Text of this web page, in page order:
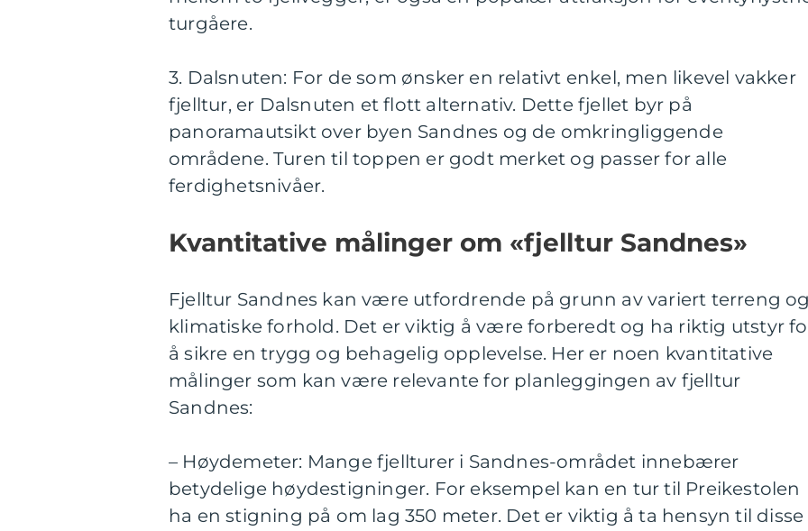
turgåere.
3. Dalsnuten: For de som ønsker en relativt enkel, men likevel vakker
fjelltur, er Dalsnuten et flott alternativ. Dette fjellet byr på
panoramautsikt over byen Sandnes og de omkringliggende
områdene. Turen til toppen er godt merket og passer for alle
ferdighetsnivåer.
Kvantitative målinger om «fjelltur Sandnes»
Fjelltur Sandnes kan være utfordrende på grunn av variert terreng
klimatiske forhold. Det er viktig å være forberedt og ha riktig utstyr
å sikre en trygg og behagelig opplevelse. Her er noen kvantitative
målinger som kan være relevante for planleggingen av fjelltur
Sandnes:
– Høydemeter: Mange fjellturer i Sandnes-området innebærer
betydelige høydestigninger. For eksempel kan en tur til Preikestolen
ha en stigning på om lag 350 meter. Det er viktig å ta hensyn til disse